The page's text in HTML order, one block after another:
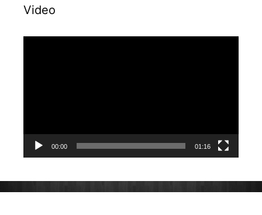
Video
00:00 01:16